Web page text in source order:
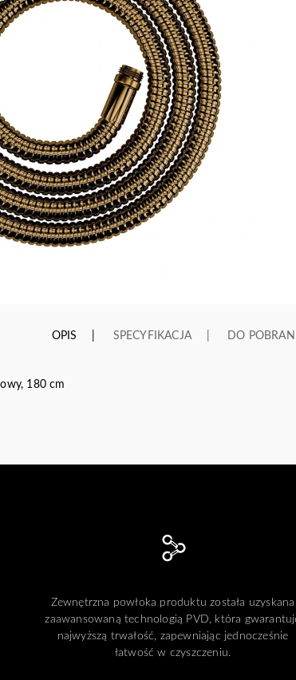
OPIS SPECYFIKACJA DO
180 cm
Zewnętrzna powłoka produktu została uzyskana
zaawansowaną technologią PVD, która
najwyższą trwałość, zapewniając jednocześnie
łatwość w czyszczeniu.